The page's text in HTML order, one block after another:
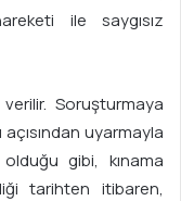
ile saygısız
Soruşturmaya
uyarmayla
gibi, kınama
tarihten itibaren,